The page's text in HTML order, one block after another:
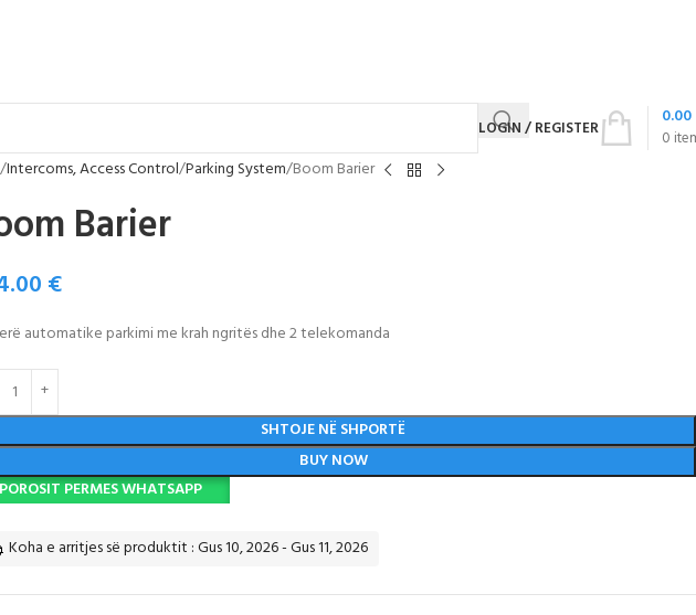
LOGIN / REGISTER 0
0.00
Intercoms, Access Control Parking System Boom Barier
Barier
€
automatike parkimi me krah ngritës dhe 2 telekomanda
SHTOJE NË SHPORTË
BUY NOW
POROSIT PERMES WHATSAPP
Koha e arritjes së produktit : Gus 10, 2026 - Gus 11, 2026